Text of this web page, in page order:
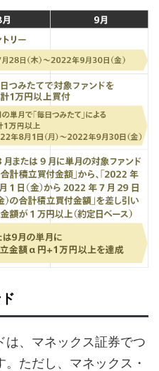
は、マネックス証券でつ
ただし、マネックス・